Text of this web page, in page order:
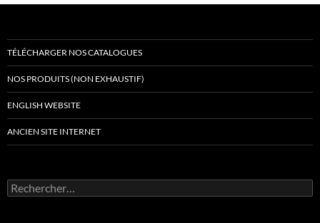
TÉLÉCHARGER NOS CATALOGUES
NOS PRODUITS (NON EXHAUSTIF)
ENGLISH WEBSITE
ANCIEN SITE INTERNET
Rechercher :